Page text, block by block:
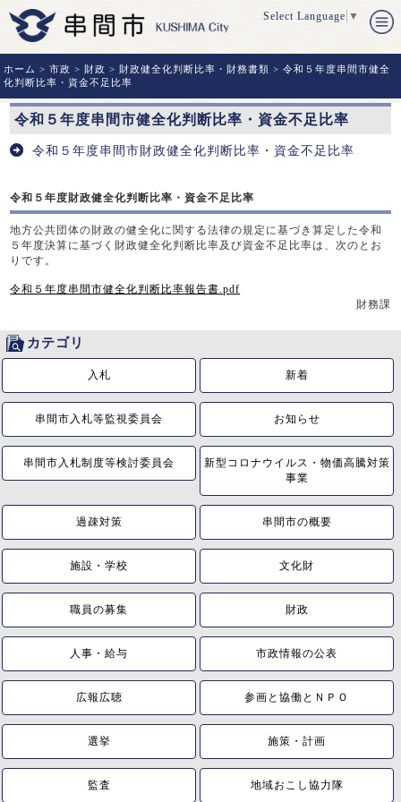
Select Language ▼
ホーム >市政 > 財政 > 財政健全化判断比率・財務書類 > 令和５年度串間市健全
化判断比率・資金不足比率
令和５年度串間市健全化判断比率・資金不足比率
令和５年度串間市財政健全化判断比率・資金不足比率
令和５年度財政健全化判断比率・資金不足比率
地方公共団体の財政の健全化に関する法律の規定に基づき算定した令和
５年度決算に基づく財政健全化判断比率及び資金不足比率は、次のとお
りです。
令和５年度串間市健全化判断比率報告書.pdf
財務課
カテゴリ
入札 新着
串間市入札等監視委員会 お知らせ
串間市入札制度等検討委員会
新型コロナウイルス・物価高騰対策
事業
過疎対策 串間市の概要
施設・学校 文化財
職員の募集 財政
人事・給与 市政情報の公表
広報広聴 参画と協働とＮＰＯ
選挙 施策・計画
監査 地域おこし協力隊